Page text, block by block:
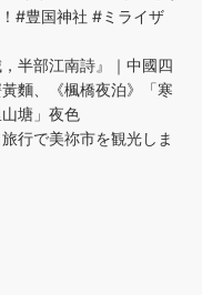
#豊国神社 #ミライザ
半部江南詩』｜中國四
麵、《楓橋夜泊》「寒
塘」夜色
行で美祢市を観光しま